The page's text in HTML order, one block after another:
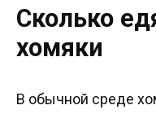
Сколько
хомяки
В обычной среде